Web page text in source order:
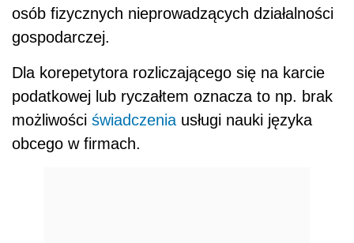
osób fizycznych nieprowadzących działalności
gospodarczej.
Dla korepetytora rozliczającego się na karcie
podatkowej lub ryczałtem oznacza to np. brak
możliwości świadczenia usługi nauki języka
obcego w firmach.